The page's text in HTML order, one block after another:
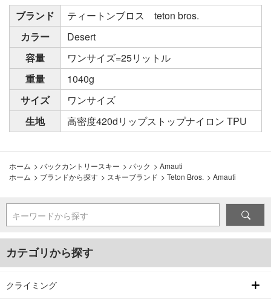
ブランド
ティートンブロス teton bros.
カラー
Desert
容量
ワンサイズ=25リットル
重量
1040g
サイズ
ワンサイズ
生地
高密度420dリップストップナイロン TPU
ホーム > バックカントリースキー > パック > Amauti
ホーム > ブランドから探す > スキーブランド > Teton Bros. > Amauti
キーワードから探す
カテゴリから探す
クライミング